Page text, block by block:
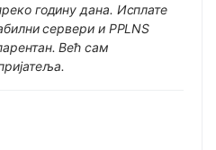
годину дана. Исплате
сервери и PPLNS
Већ сам